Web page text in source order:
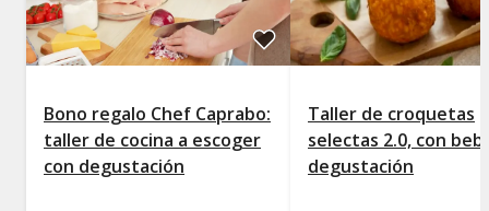
Bono regalo Chef Caprabo:
taller de cocina a escoger
con degustación
Taller de croquetas
selectas 2.0, con
degustación